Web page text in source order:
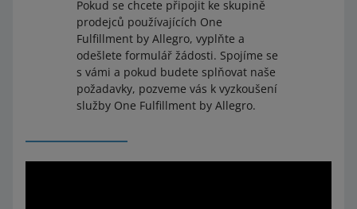
Pokud se chcete připojit ke skupině
prodejců používajících One
Fulfillment by Allegro, vyplňte a
odešlete formulář žádosti. Spojíme se
s vámi a pokud budete splňovat naše
požadavky, pozveme vás k vyzkoušení
služby One Fulfillment by Allegro.